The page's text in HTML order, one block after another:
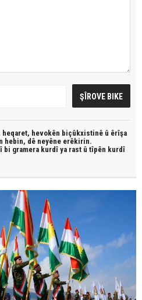
heqaret, hevokên biçûkxistinê û êrîşa
hebin, dê neyêne erêkirin.
bi gramera kurdî ya rast û tîpên kurdî